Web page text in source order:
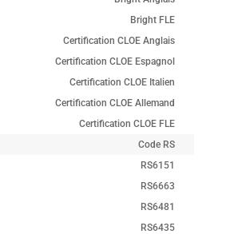
Bright FLE
Certification CLOE Anglais
Certification CLOE Espagnol
Certification CLOE Italien
Certification CLOE Allemand
Certification CLOE FLE
Code RS
RS6151
RS6663
RS6481
RS6435